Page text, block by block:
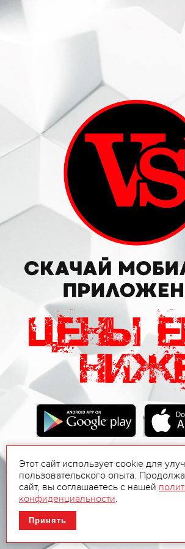
ВИННЫЙ СКЛАД
Этот сайт использует cookie для
пользовательского опыта.
сайт, вы соглашаетесь с нашей
конфиденциальности.
Принять